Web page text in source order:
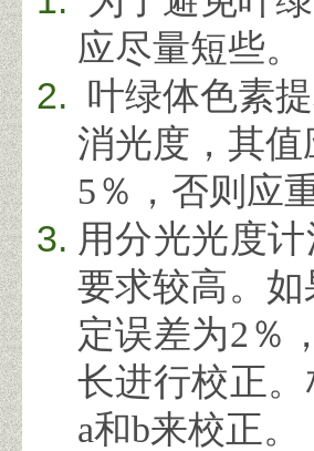
应尽量短些。
叶绿体色素
消光度，其
5％，否则应
用分光光度
要求较高。
定误差为2 ％
长进行校正
a和b来校正。